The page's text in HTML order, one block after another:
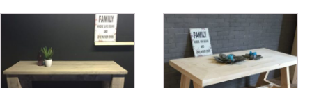
meerdere
variaties.
product
heeft
meerdere
variaties.